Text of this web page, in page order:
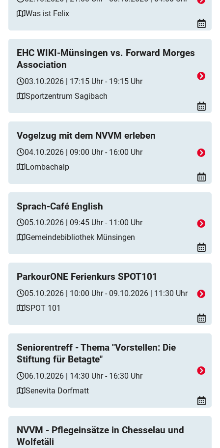
Was ist Felix
EHC WIKI-Münsingen vs. Forward Morges
Association
03.10.2026 | 17:15 Uhr - 19:15 Uhr
Sportzentrum Sagibach
Vogelzug mit dem NVVM erleben
04.10.2026 | 09:00 Uhr - 16:00 Uhr
Lombachalp
Sprach-Café English
05.10.2026 | 09:45 Uhr - 11:00 Uhr
Gemeindebibliothek Münsingen
ParkourONE Ferienkurs SPOT101
05.10.2026 | 10:00 Uhr - 09.10.2026 | 11:30 Uhr
SPOT 101
Seniorentreff - Thema "Vorstellen: Die
Stiftung für Betagte"
06.10.2026 | 14:30 Uhr - 16:30 Uhr
Senevita Dorfmatt
NVVM - Pflegeinsätze in Chesselau und
Wolfetäli